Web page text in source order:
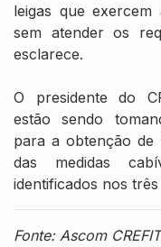
leigas que
sem atender os
esclarece.
O presidente do
estão sendo
para a obtenção de
das medidas
identificados nos
Fonte: Ascom